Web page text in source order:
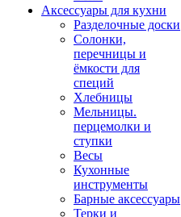
Аксессуары для кухни
Разделочные доски
Солонки,
перечницы и
ёмкости для
специй
Хлебницы
Мельницы.
перцемолки и
ступки
Весы
Кухонные
инструменты
Барные аксессуары
Терки и